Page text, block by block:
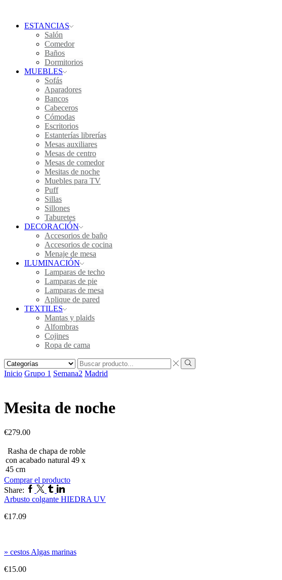
ESTANCIAS
Salón
Comedor
Baños
Dormitorios
MUEBLES
Sofás
Aparadores
Bancos
Cabeceros
Cómodas
Escritorios
Estanterías librerías
Mesas auxiliares
Mesas de centro
Mesas de comedor
Mesitas de noche
Muebles para TV
Puff
Sillas
Sillones
Taburetes
DECORACIÓN
Accesorios de baño
Accesorios de cocina
Menaje de mesa
ILUMINACIÓN
Lamparas de techo
Lamparas de pie
Lamparas de mesa
Aplique de pared
TEXTILES
Mantas y plaids
Alfombras
Cojines
Ropa de cama
Inicio Grupo 1 Semana2 Madrid
Mesita de noche
€279.00
Rasha de chapa de roble
con acabado natural 49 x
45 cm
Comprar el producto
Share:
Arbusto colgante HIEDRA UV
€17.09
» cestos Algas marinas
€15.00